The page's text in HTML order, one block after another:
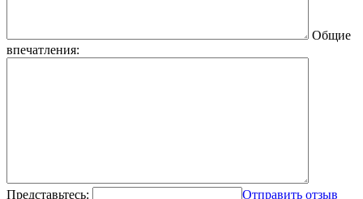
Общие
впечатления:
Представьтесь: Отправить отзыв